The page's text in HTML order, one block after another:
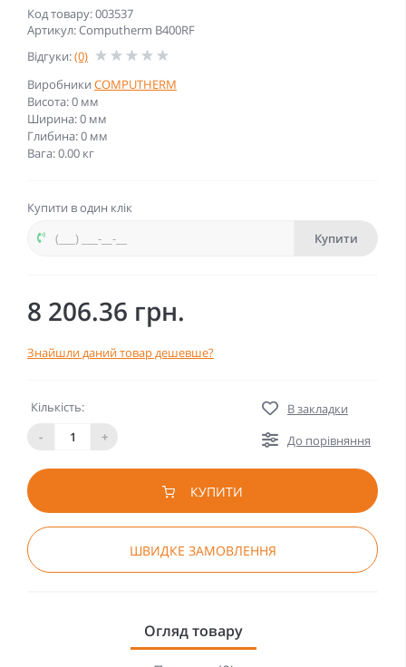
Код товару: 003537
Артикул: Computherm B400RF
Відгуки:(0)
Виробники COMPUTHERM
Висота: 0 мм
Ширина: 0 мм
Глибина: 0 мм
Вага: 0.00 кг
Купити в один клік
Купити
8 206.36 грн.
Знайшли даний товар дешевше?
Кількість:
-
+
В закладки
До порівняння
КУПИТИ
ШВИДКЕ ЗАМОВЛЕННЯ
Огляд товару